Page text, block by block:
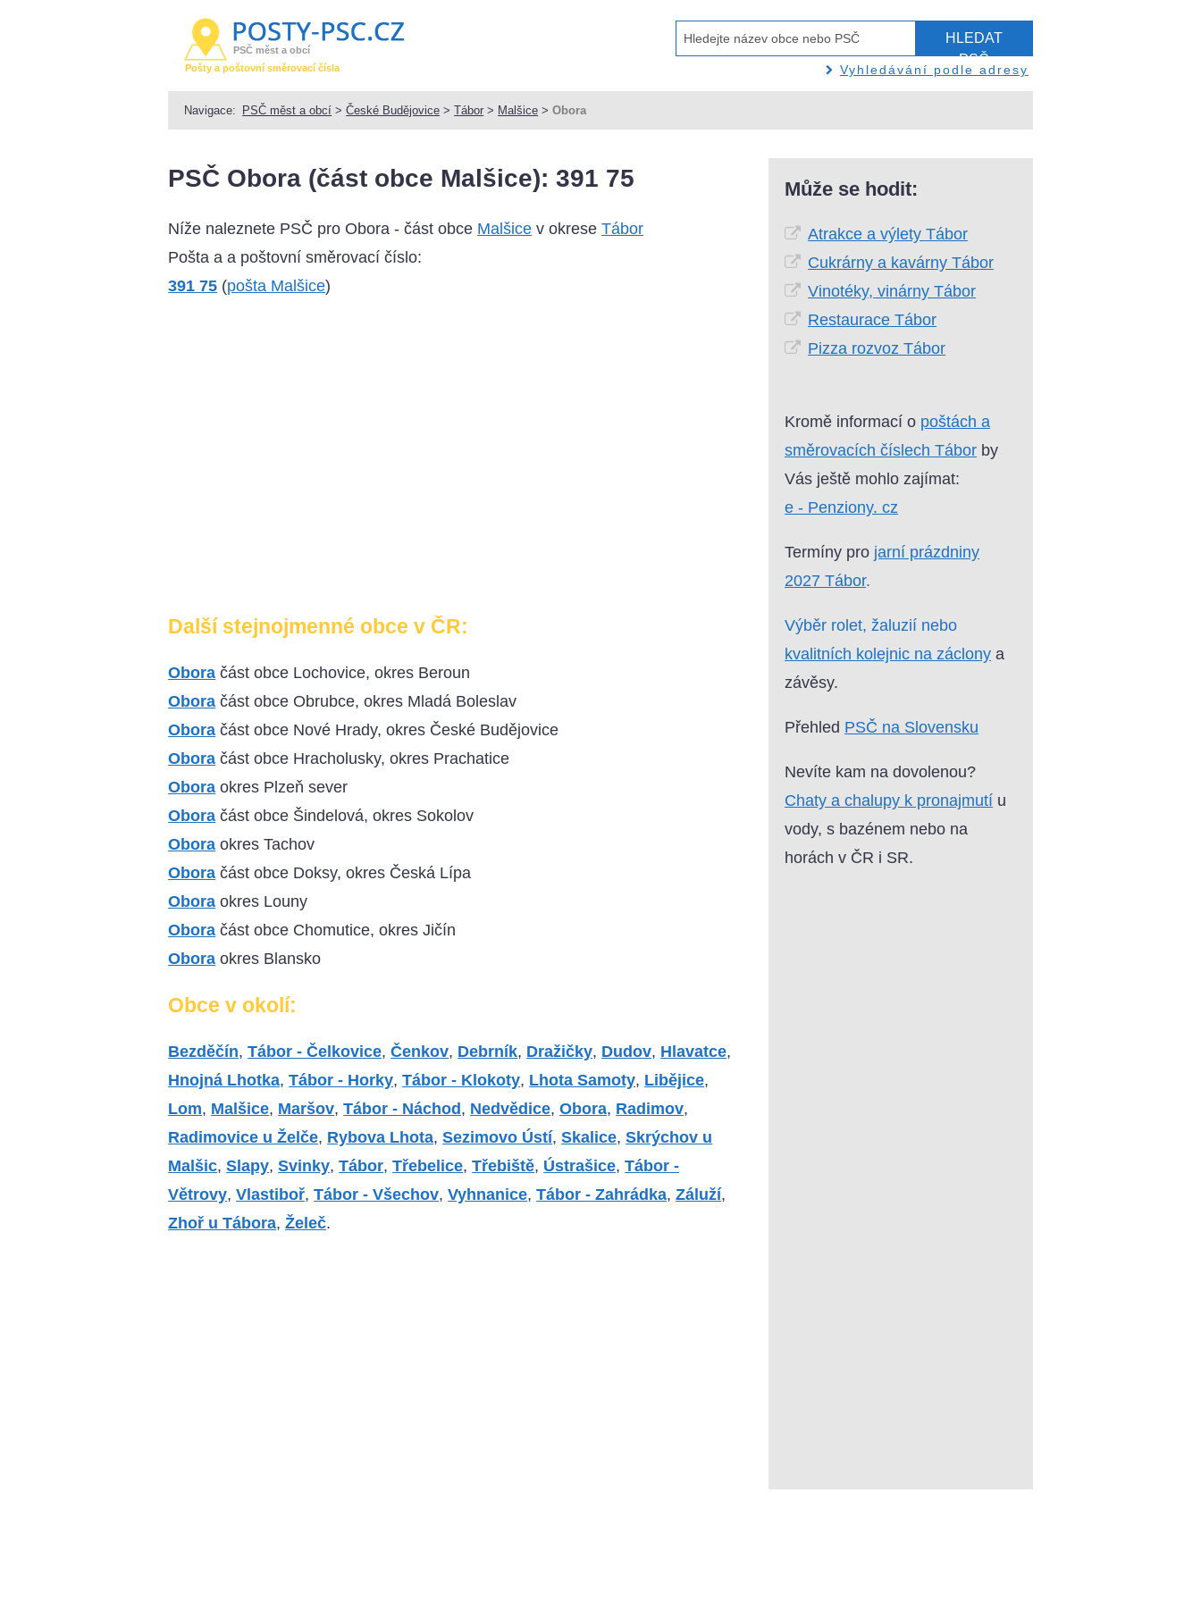
PSČ měst a obcí
Pošty a poštovní směrovací čísla
HLEDAT
PSČ
Vyhledávání podle adresy
Navigace: PSČ měst a obcí >České Budějovice >Tábor > Malšice >Obora
PSČ Obora (část obce Malšice): 391 75
Níže naleznete PSČ pro Obora - část obce Malšice v okreseTábor
Pošta a a poštovní směrovací číslo:
391 75 (pošta Malšice)
Další stejnojmenné obce v ČR:
Obora část obce Lochovice, okres Beroun
Obora část obce Obrubce, okres Mladá Boleslav
Obora část obce Nové Hrady, okres České Budějovice
Obora část obce Hracholusky, okres Prachatice
Obora okres Plzeň sever
Obora část obce Šindelová, okres Sokolov
Obora okres Tachov
Obora část obce Doksy, okres Česká Lípa
Obora okres Louny
Obora část obce Chomutice, okres Jičín
Obora okres Blansko
Obce v okolí:
Bezděčín,Tábor - Čelkovice,Čenkov, Debrník, Dražičky, Dudov, Hlavatce,
Hnojná Lhotka,Tábor - Horky,Tábor - Klokoty, Lhota Samoty, Libějice,
Lom, Malšice, Maršov,Tábor - Náchod , Nedvědice,Obora, Radimov,
Radimovice u Želče, Rybova Lhota,Sezimovo Ústí,Skalice,Skrýchov u
Malšic,Slapy,Svinky,Tábor,Třebelice,Třebiště, Ústrašice,Tábor -
Větrovy,Vlastiboř,Tábor - Všechov,Vyhnanice,Tábor - Zahrádka,Záluží,
Zhoř u Tábora,Želeč.
Může se hodit:
Atrakce a výlety Tábor
Cukrárny a kavárny Tábor
Vinotéky, vinárny Tábor
Restaurace Tábor
Pizza rozvoz Tábor
Kromě informací o poštách a
směrovacích číslech Tábor by
Vás ještě mohlo zajímat:
e - Penziony. cz
Termíny pro jarní prázdniny
2027 Tábor.
Výběr rolet, žaluzií nebo
kvalitních kolejnic na záclony a
závěsy.
Přehled PSČ na Slovensku
Nevíte kam na dovolenou?
Chaty a chalupy k pronajmutí u
vody, s bazénem nebo na
horách v ČR i SR.